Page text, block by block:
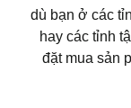
dù bạn ở các
hay các tỉnh
đặt mua sản